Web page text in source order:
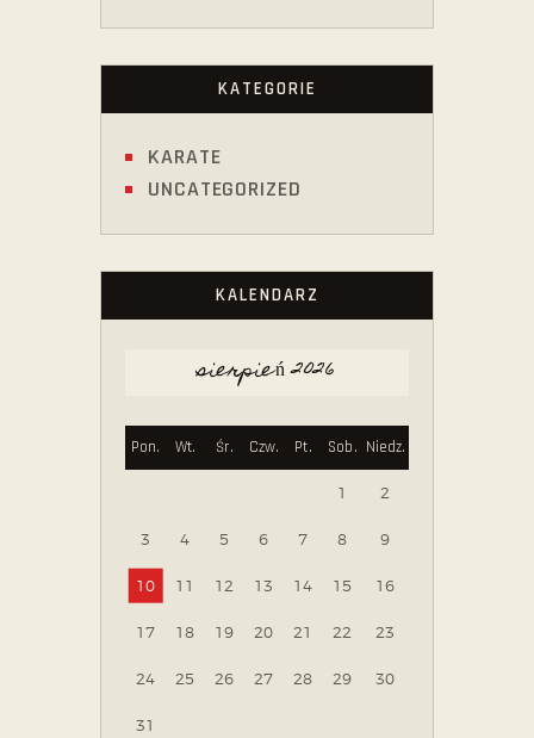
KATEGORIE
KARATE
UNCATEGORIZED
KALENDARZ
sierpień 2026
Pon. Wt. Śr. Czw. Pt. Sob. Niedz.
1 2
3 4 5 6 7 8 9
10 11 12 13 14 15 16
17 18 19 20 21 22 23
24 25 26 27 28 29 30
31